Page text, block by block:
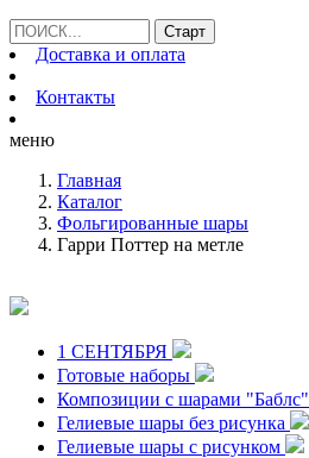
Доставка и оплата
Контакты
меню
Главная
Каталог
Фольгированные шары
Гарри Поттер на метле
1 СЕНТЯБРЯ
Готовые наборы
Композиции с шарами "Баблс"
Гелиевые шары без рисунка
Гелиевые шары с рисунком